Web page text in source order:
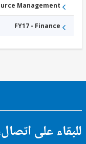
Resource Management
FY17 - Finance
على اتصال،